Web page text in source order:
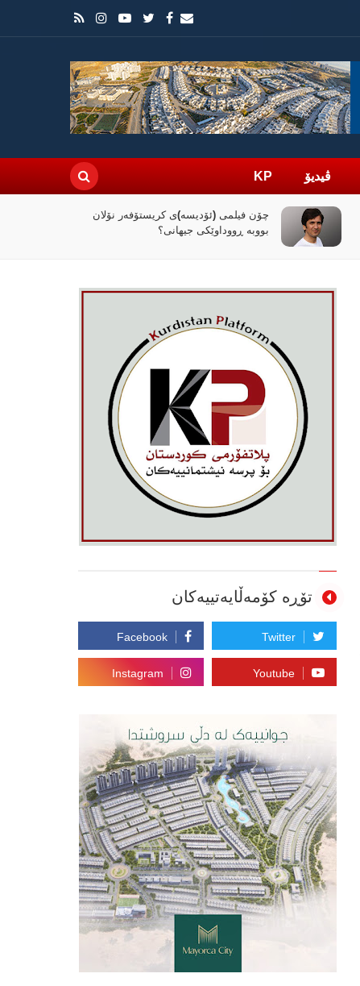
ڤیدیۆ KP
راپۆرتێک: رێککەوتنەکەی واشنتن و تاران
کۆنترۆڵی تەنگەی هورمز دەداتە دەست
تۆڕە کۆمەڵایەتییەکان